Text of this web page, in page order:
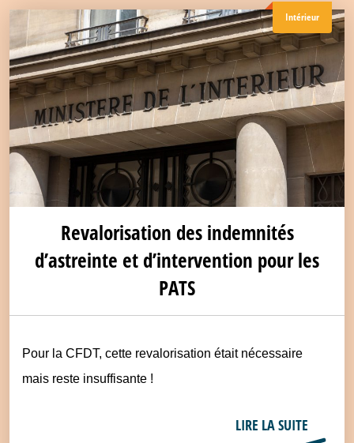
Intérieur
Revalorisation des indemnités
d’astreinte et d’intervention pour les
PATS
Pour la CFDT, cette revalorisation était nécessaire
mais reste insuffisante !
LIRE LA SUITE